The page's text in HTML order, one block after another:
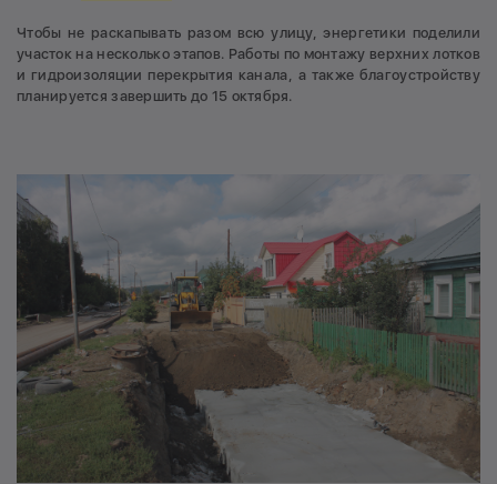
Чтобы не раскапывать разом всю улицу, энергетики поделили
участок на несколько этапов. Работы по монтажу верхних лотков
и гидроизоляции перекрытия канала, а также благоустройству
планируется завершить до 15 октября.